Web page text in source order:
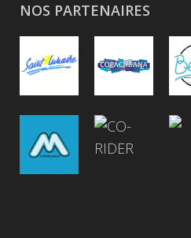
NOS PARTENAIRES